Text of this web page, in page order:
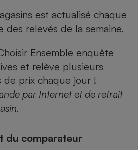
est actualisé chaque
des relevés de la semaine.
Ensemble enquête
et relève plusieurs
de prix chaque jour !
par Internet et de retrait
du comparateur